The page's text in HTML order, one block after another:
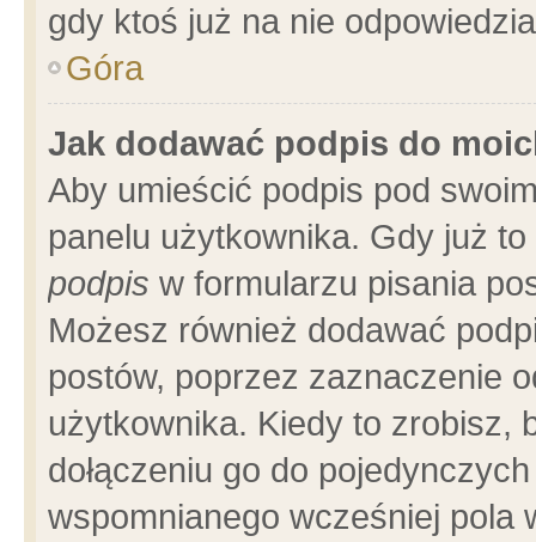
gdy ktoś już na nie
Góra
Jak dodawać podpis do
Aby umieścić podpis pod
panelu użytkownika. Gdy już
podpis w formularzu pisania
Możesz również dodawać
postów, poprzez zaznaczenie
użytkownika. Kiedy to zrobisz,
dołączeniu go do
wspomnianego wcześniej pola